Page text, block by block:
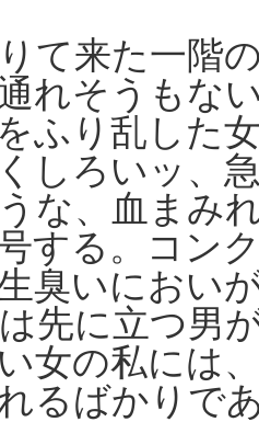
て来た一階
れそうもな
ふり乱した
しろいッ、
な、血まみ
する。コン
臭いにおい
先に立つ男
女の私には
るばかりで